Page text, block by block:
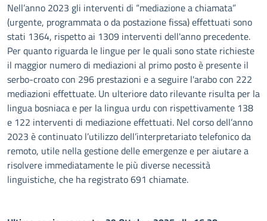
Nell’anno 2023 gli interventi di “mediazione a chiamata”
(urgente, programmata o da postazione fissa) effettuati sono
stati 1364, rispetto ai 1309 interventi dell'anno precedente.
Per quanto riguarda le lingue per le quali sono state richieste
il maggior numero di mediazioni al primo posto è presente il
serbo-croato con 296 prestazioni e a seguire l'arabo con 222
mediazioni effettuate. Un ulteriore dato rilevante risulta per la
lingua bosniaca e per la lingua urdu con rispettivamente 138
e 122 interventi di mediazione effettuati. Nel corso dell’anno
2023 è continuato l’utilizzo dell’interpretariato telefonico da
remoto, utile nella gestione delle emergenze e per aiutare a
risolvere immediatamente le più diverse necessità
linguistiche, che ha registrato 691 chiamate.